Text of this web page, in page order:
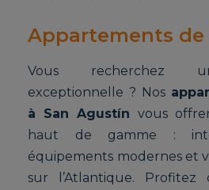
Appartements de
Vous recherchez
exceptionnelle ? Nos
à San Agustín vous
haut de gamme :
équipements modernes et
sur l’Atlantique.